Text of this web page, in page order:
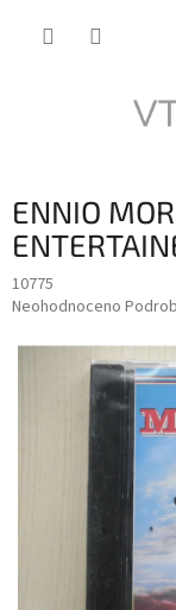
ENNIO
10775
Průměrné
produktu
Neohodnoceno